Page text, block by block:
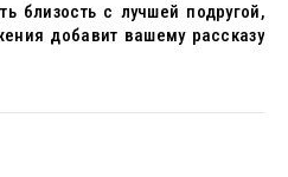
близость с лучшей подругой,
добавит вашему рассказу